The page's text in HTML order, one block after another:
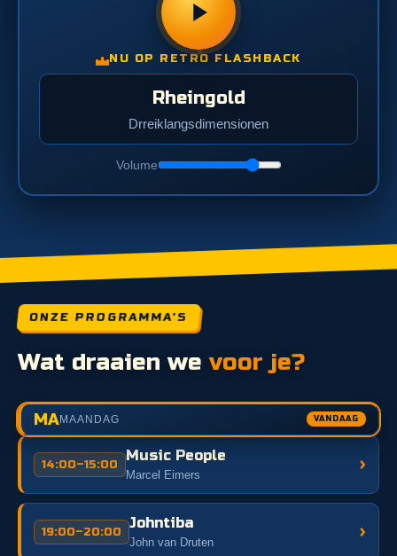
NU OP RETRO FLASHBACK
Rheingold
Drreiklangsdimensionen
Volume
ONZE PROGRAMMA'S
Wat draaien we voor je?
MAMAANDAG
14:00–15:00
Music People
Marcel Eimers
›
19:00–20:00
Johntiba
John van Druten
›